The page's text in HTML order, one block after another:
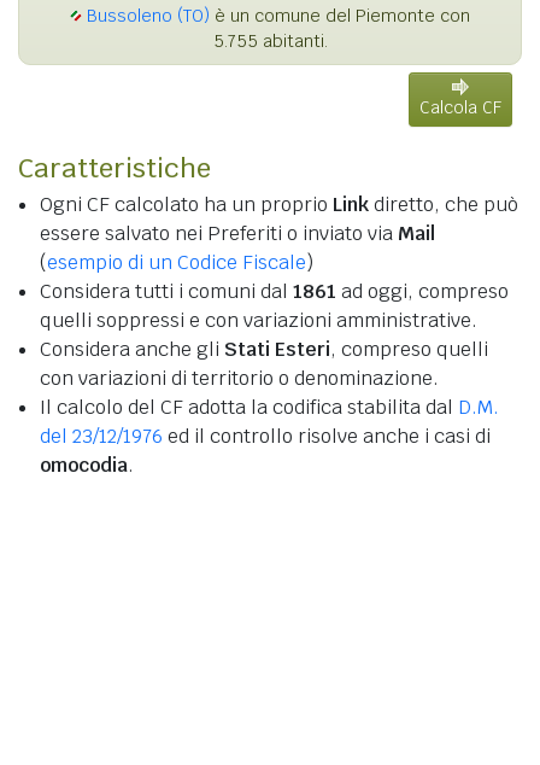
Bussoleno (TO) è un comune del Piemonte con
5.755 abitanti.
Calcola CF
Caratteristiche
Ogni CF calcolato ha un proprio Linkdiretto, che può
essere salvato nei Preferiti o inviato via Mail
(esempio di un Codice Fiscale)
Considera tutti i comuni dal 1861 ad oggi, compreso
quelli soppressi e con variazioni amministrative.
Considera anche gli Stati Esteri, compreso quelli
con variazioni di territorio o denominazione.
Il calcolo del CF adotta la codifica stabilita dal D.M.
del 23/12/1976 ed il controllo risolve anche i casi di
omocodia.